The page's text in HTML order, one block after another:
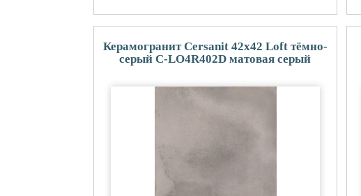
Керамогранит Cersanit 42x42 Loft тёмно-
серый C-LO4R402D матовая серый